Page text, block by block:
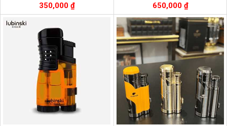
350,000 ₫
650,000 ₫